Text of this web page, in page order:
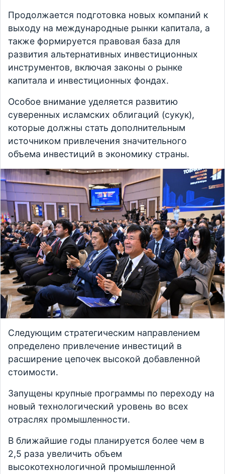
Продолжается подготовка новых компаний к
выходу на международные рынки капитала, а
также формируется правовая база для
развития альтернативных инвестиционных
инструментов, включая законы о рынке
капитала и инвестиционных фондах.
Особое внимание уделяется развитию
суверенных исламских облигаций (сукук),
которые должны стать дополнительным
источником привлечения значительного
объема инвестиций в экономику страны.
Следующим стратегическим направлением
определено привлечение инвестиций в
расширение цепочек высокой добавленной
стоимости.
Запущены крупные программы по переходу на
новый технологический уровень во всех
отраслях промышленности.
В ближайшие годы планируется более чем в
2,5 раза увеличить объем
высокотехнологичной промышленной